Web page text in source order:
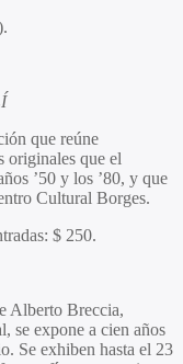
que reúne
originales que el
’50 y los ’80, y que
Cultural Borges.
$ 250.
Alberto Breccia,
se expone a cien años
Se exhiben hasta el 23